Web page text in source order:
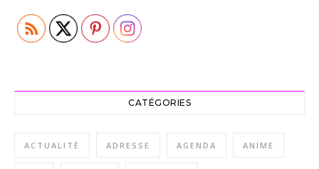
CATÉGORIES
ACTUALITÉ ADRESSE AGENDA ANIME